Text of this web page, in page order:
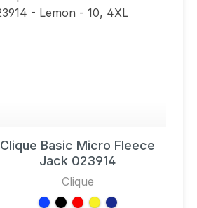
Clique Basic Micro Fleece
Jack 023914
Clique